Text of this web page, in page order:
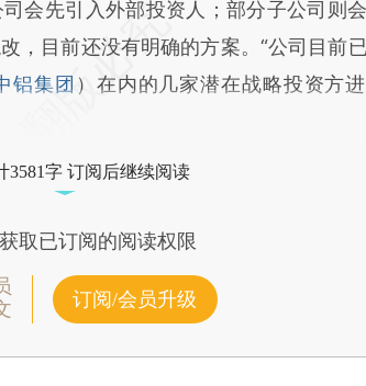
会先引入外部投资人；部分子公司则
，目前还没有明确的方案。“公司目前
铝集团 ）在内的几家潜在战略投资方
3581字 订阅后继续阅读
取已订阅的阅读权限
订阅/会员升级